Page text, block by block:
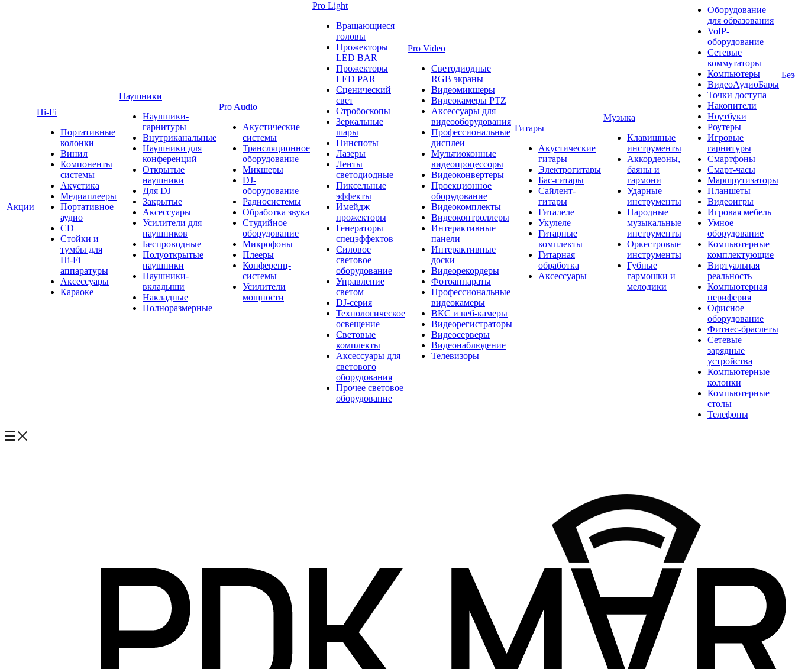
Акции
Hi-Fi
Портативные
колонки
Винил
Компоненты
системы
Акустика
Медиаплееры
Портативное
аудио
CD
Стойки и
тумбы для
Hi-Fi
аппаратуры
Аксессуары
Караоке
Наушники
Наушники-
гарнитуры
Внутриканальные
Наушники для
конференций
Открытые
наушники
Для DJ
Закрытые
Аксессуары
Усилители для
наушников
Беспроводные
Полуоткрытые
наушники
Наушники-
вкладыши
Накладные
Полноразмерные
Pro Audio
Акустические
системы
Трансляционное
оборудование
Микшеры
DJ-
оборудование
Радиосистемы
Обработка звука
Студийное
оборудование
Микрофоны
Плееры
Конференц-
системы
Усилители
мощности
Pro Light
Вращающиеся
головы
Прожекторы
LED BAR
Прожекторы
LED PAR
Сценический
свет
Стробоскопы
Зеркальные
шары
Пинспоты
Лазеры
Ленты
светодиодные
Пиксельные
эффекты
Имейдж
прожекторы
Генераторы
спецэффектов
Силовое
световое
оборудование
Управление
светом
DJ-серия
Технологическое
освещение
Световые
комплекты
Аксессуары для
светового
оборудования
Прочее световое
оборудование
Pro Video
Светодиодные
RGB экраны
Видеомикшеры
Видеокамеры PTZ
Аксессуары для
видеооборудования
Профессиональные
дисплеи
Мультиоконные
видеопроцессоры
Видеоконвертеры
Проекционное
оборудование
Видеокомплекты
Видеоконтроллеры
Интерактивные
панели
Интерактивные
доски
Видеорекордеры
Фотоаппараты
Профессиональные
видеокамеры
ВКС и веб-камеры
Видеорегистраторы
Видеосерверы
Видеонаблюдение
Телевизоры
Гитары
Акустические
гитары
Электрогитары
Бас-гитары
Сайлент-
гитары
Гиталеле
Укулеле
Гитарные
комплекты
Гитарная
обработка
Аксессуары
Музыка
Клавишные
инструменты
Аккордеоны,
баяны и
гармони
Ударные
инструменты
Народные
музыкальные
инструменты
Оркестровые
инструменты
Губные
гармошки и
мелодики
Оборудование
для образования
VoIP-
оборудование
Сетевые
коммутаторы
Компьютеры
ВидеоАудиоБары
Точки доступа
Накопители
Ноутбуки
Роутеры
Игровые
гарнитуры
Смартфоны
Смарт-часы
Маршрутизаторы
Планшеты
Видеоигры
Игровая мебель
Умное
оборудование
Компьютерные
комплектующие
Виртуальная
реальность
Компьютерная
периферия
Офисное
оборудование
Фитнес-браслеты
Сетевые
зарядные
устройства
Компьютерные
колонки
Компьютерные
столы
Телефоны